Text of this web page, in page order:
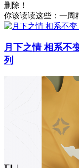
删除！
你该读读这些：一周
月下之情 相系不
列